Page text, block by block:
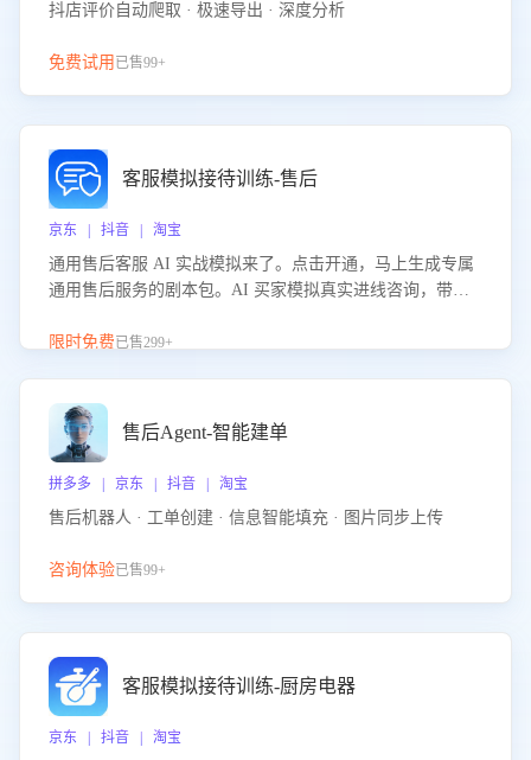
抖店评价自动爬取 · 极速导出 · 深度分析
免费试用 已售99+
客服模拟接待训练-售后
京东 | 抖音 | 淘宝
通用售后客服 AI 实战模拟来了。点击开通，马上生成专属
通用售后服务的剧本包。AI 买家模拟真实进线咨询，带您
的应对要点，轻松提升服务能力。
限时免费已售299+
售后Agent-智能建单
拼多多 | 京东 | 抖音 | 淘宝
售后机器人 · 工单创建 · 信息智能填充 · 图片同步上传
咨询体验已售99+
客服模拟接待训练-厨房电器
京东 | 抖音 | 淘宝